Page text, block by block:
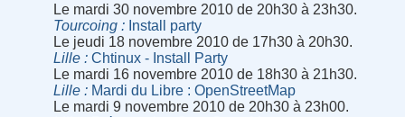
Le mardi 30 novembre 2010 de 20h30 à 23h30.
Tourcoing
Install party
Le jeudi 18 novembre 2010 de 17h30 à 20h30.
Lille
Chtinux - Install Party
Le mardi 16 novembre 2010 de 18h30 à 21h30.
Lille
Mardi du Libre : OpenStreetMap
Le mardi 9 novembre 2010 de 20h30 à 23h00.